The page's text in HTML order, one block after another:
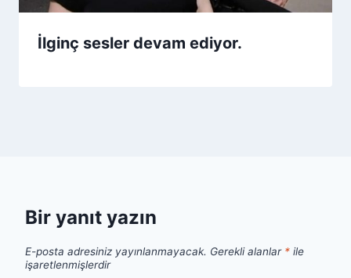
İlginç sesler devam ediyor.
Bir yanıt yazın
E-posta adresiniz yayınlanmayacak. Gerekli alanlar * ile
işaretlenmişlerdir